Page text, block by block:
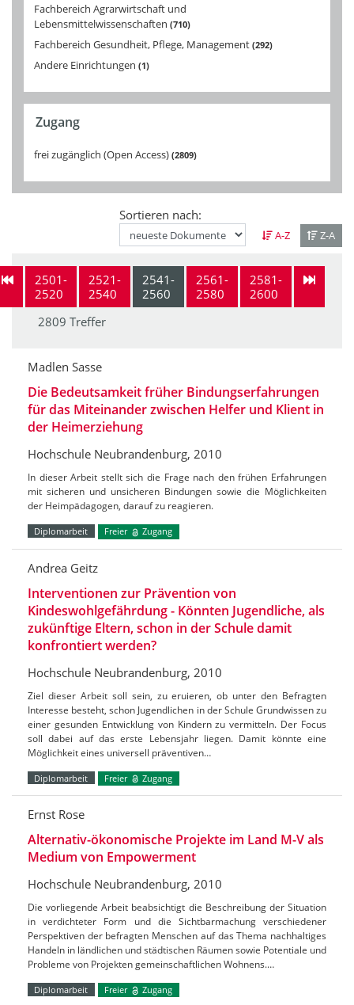
Fachbereich Agrarwirtschaft und
Lebensmittelwissenschaften 710
Fachbereich Gesundheit, Pflege, Management 292
Andere Einrichtungen 1
Zugang
frei zugänglich (Open Access) 2809
Sortieren nach:
A-Z Z-A
2501-
2520
2521-
2540
2541-
2560
2561-
2580
2581-
2600
2809 Treffer
Madlen Sasse
Die Bedeutsamkeit früher Bindungserfahrungen
für das Miteinander zwischen Helfer und Klient in
der Heimerziehung
Hochschule Neubrandenburg, 2010
In dieser Arbeit stellt sich die Frage nach den frühen Erfahrungen
mit sicheren und unsicheren Bindungen sowie die Möglichkeiten
der Heimpädagogen, darauf zu reagieren.
Diplomarbeit Freier Zugang
Andrea Geitz
Interventionen zur Prävention von
Kindeswohlgefährdung - Könnten Jugendliche, als
zukünftige Eltern, schon in der Schule damit
konfrontiert werden?
Hochschule Neubrandenburg, 2010
Ziel dieser Arbeit soll sein, zu eruieren, ob unter den Befragten
Interesse besteht, schon Jugendlichen in der Schule Grundwissen zu
einer gesunden Entwicklung von Kindern zu vermitteln. Der Focus
soll dabei auf das erste Lebensjahr liegen. Damit könnte eine
Möglichkeit eines universell präventiven…
Diplomarbeit Freier Zugang
Ernst Rose
Alternativ-ökonomische Projekte im Land M-V als
Medium von Empowerment
Hochschule Neubrandenburg, 2010
Die vorliegende Arbeit beabsichtigt die Beschreibung der Situation
in verdichteter Form und die Sichtbarmachung verschiedener
Perspektiven der befragten Menschen auf das Thema nachhaltiges
Handeln in ländlichen und städtischen Räumen sowie Potentiale und
Probleme von Projekten gemeinschaftlichen Wohnens.…
Diplomarbeit Freier Zugang